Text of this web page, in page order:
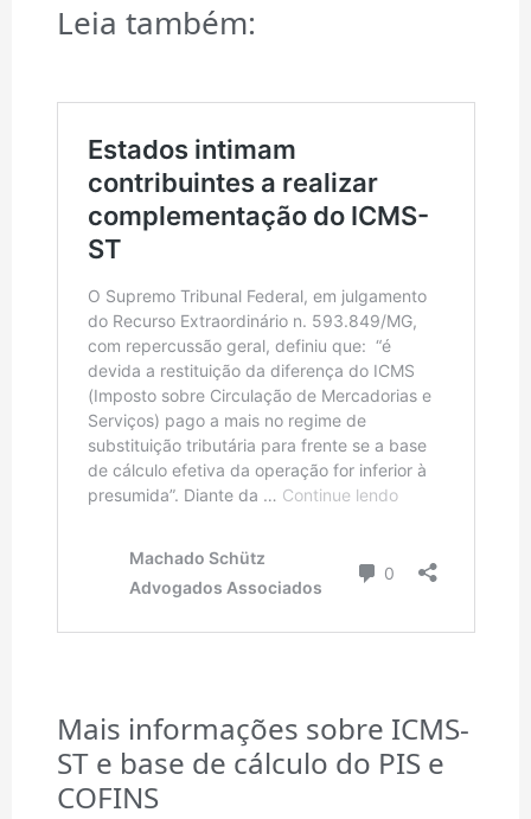
Leia também:
Mais informações sobre ICMS-
ST e base de cálculo do PIS e
COFINS